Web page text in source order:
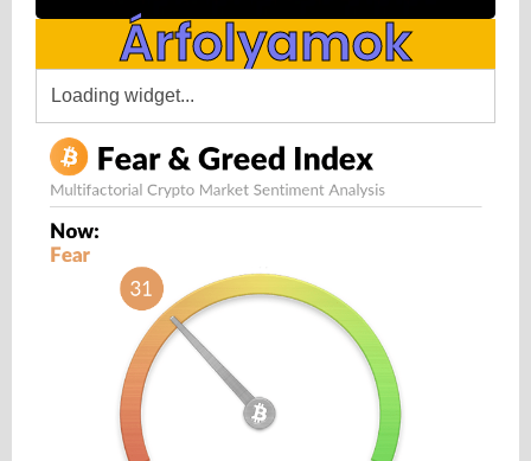
Árfolyamok